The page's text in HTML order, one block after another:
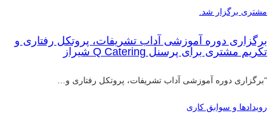
برگزاری دوره آموزشی آداب تشریفات، پروتکل رفتاری و
تکریم مشتری برای پرسنل Q Catering شیراز
“برگزاری دوره آموزشی آداب تشریفات، پروتکل رفتاری و…
رویدادها و سوابق کاری